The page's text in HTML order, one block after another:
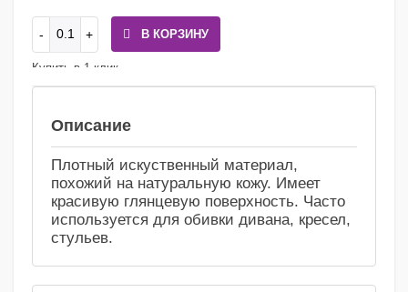
В КОРЗИНУ
Купить в 1 клик
Описание
Плотный искуственный материал,
похожий на натуральную кожу. Имеет
красивую глянцевую поверхность. Часто
используется для обивки дивана, кресел,
стульев.